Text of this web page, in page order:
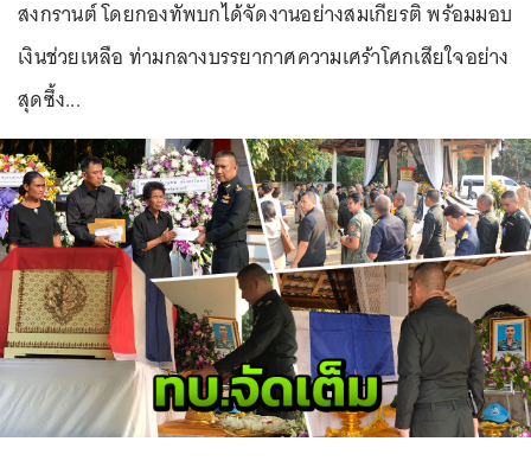
สงกรานต์ โดยกองทัพบกได้จัดงานอย่างสมเกียรติ พร้อมมอบ
เงินช่วยเหลือ ท่ามกลางบรรยากาศความเศร้าโศกเสียใจอย่าง
สุดซึ้ง...